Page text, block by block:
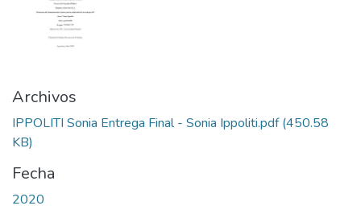
Archivos
IPPOLITI Sonia Entrega Final - Sonia Ippoliti.pdf(450.58
KB)
Fecha
2020